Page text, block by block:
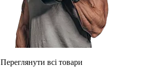
Переглянути всі товари